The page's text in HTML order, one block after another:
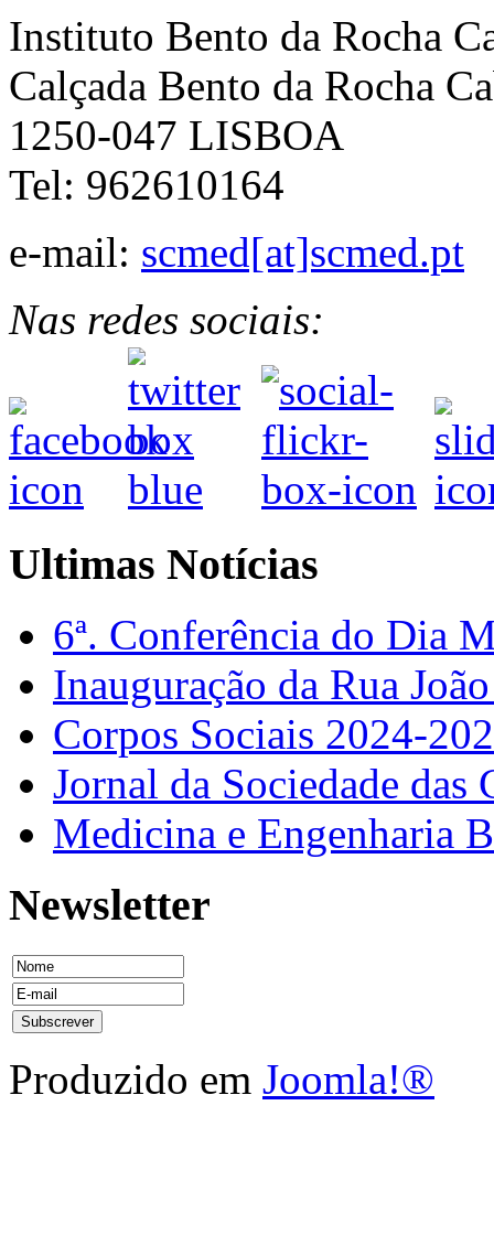
Instituto Bento da Rocha
Calçada Bento da Rocha
1250-047 LISBOA
Tel: 962610164
e-mail: scmed[at]scmed.pt
Nas redes sociais:
Ultimas Notícias
6ª. Conferência do Dia
Inauguração da Rua
Corpos Sociais 2024-
Jornal da Sociedade
Medicina e Engenharia
Newsletter
Produzido em Joomla!®